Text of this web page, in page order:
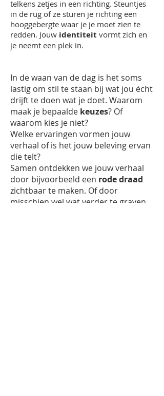
telkens zetjes in een richting. Steuntjes
in de rug of ze sturen je richting een
hooggebergte waar je je moet zien te
redden. Jouw identiteit vormt zich en
je neemt een plek in.
In de waan van de dag is het soms
lastig om stil te staan bij wat jou écht
drijft te doen wat je doet. Waarom
maak je bepaalde keuzes? Of
waarom kies je niet?
Welke ervaringen vormen jouw
verhaal of is het jouw beleving ervan
die telt?
Samen ontdekken we jouw verhaal
door bijvoorbeeld een rode draad
zichtbaar te maken. Of door
misschien wel wat verder te graven